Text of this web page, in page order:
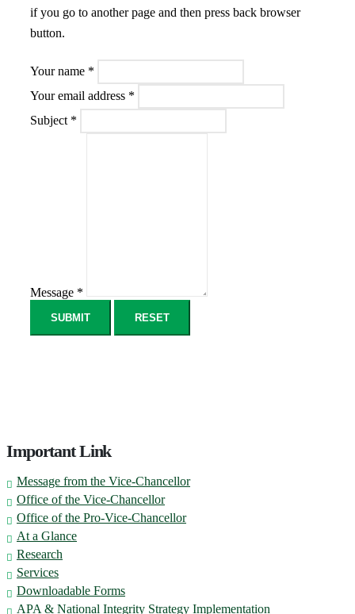
if you go to another page and then press back browser
button.
Your name *
Your email address *
Subject *
Message *
SUBMIT RESET
Important Link
Message from the Vice-Chancellor
Office of the Vice-Chancellor
Office of the Pro-Vice-Chancellor
At a Glance
Research
Services
Downloadable Forms
APA & National Integrity Strategy Implementation